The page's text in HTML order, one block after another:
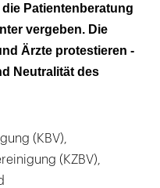
Patientenberatung
vergeben. Die
Ärzte protestieren -
Neutralität des
(KBV),
(KZBV),